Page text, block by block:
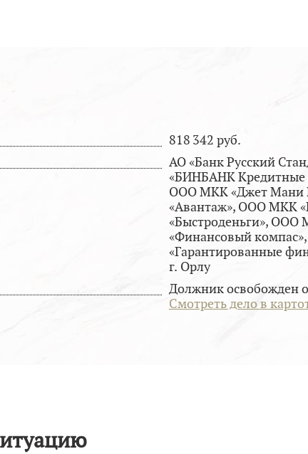
818 342 руб.
АО «Банк Русский
«БИНБАНК Кредитные
ООО МКК «Джет Мани
«Авантаж», ООО МКК
«Быстроденьги»,
«Финансовый
«Гарантированные
г. Орлу
Должник освобожден
Смотреть дело в